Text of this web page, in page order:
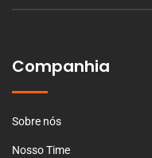
Companhia
Sobre nós
Nosso Time